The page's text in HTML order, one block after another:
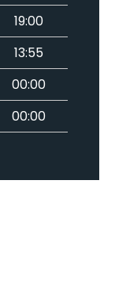
19:00
13:55
00:00
00:00